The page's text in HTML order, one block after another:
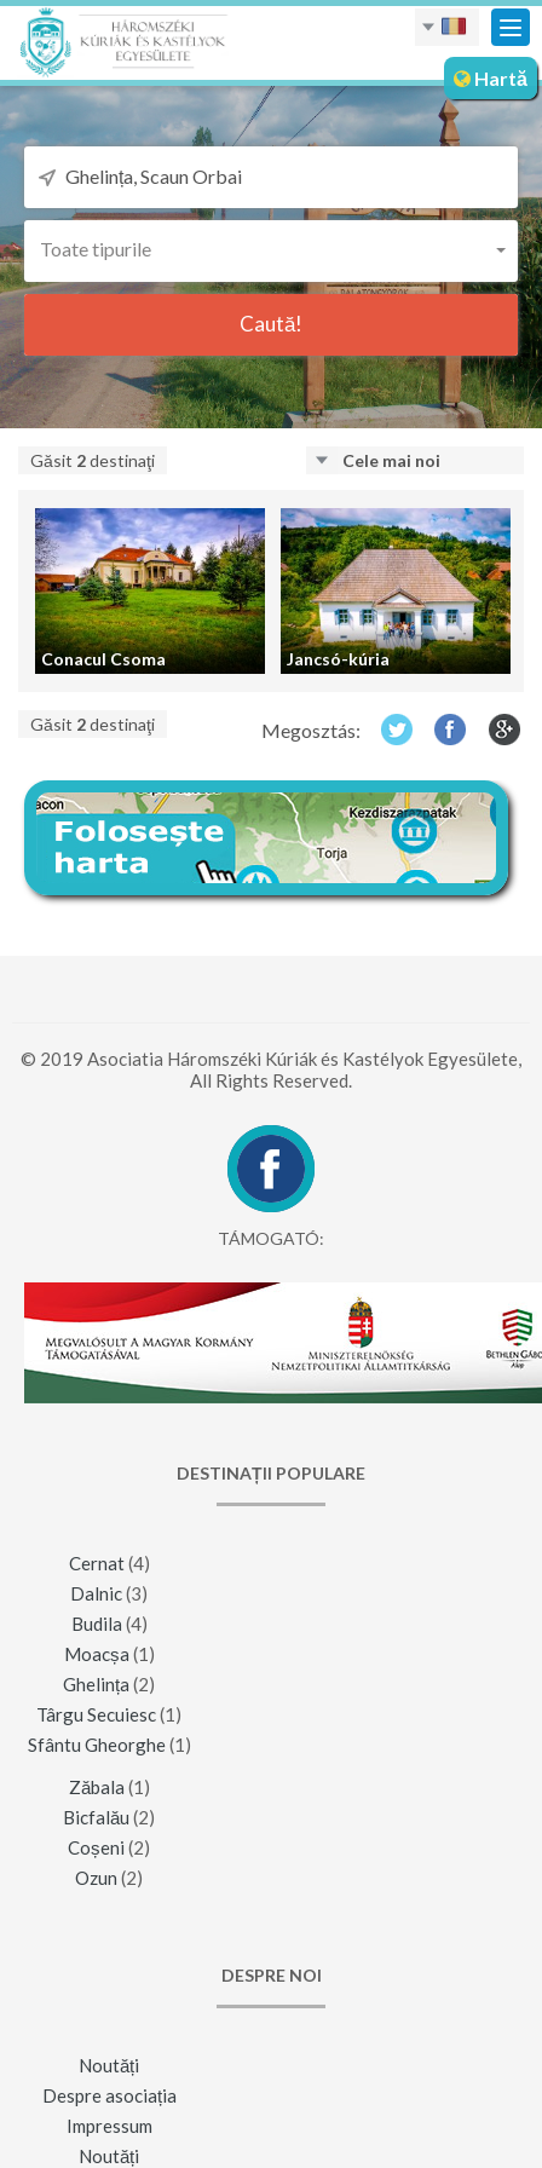
Hartă
Toate tipurile
Caută!
Găsit 2destinaţi Cele mai noi
Conacul Csoma Jancsó-kúria
Găsit 2destinaţi Megosztás:
© 2019 Asociatia Háromszéki Kúriák és Kastélyok Egyesülete,
All Rights Reserved.
TÁMOGATÓ:
DESTINAȚII POPULARE
Cernat(4)
Dalnic(3)
Budila (4)
Moacșa (1)
Ghelința (2)
Târgu Secuiesc(1)
Sfântu Gheorghe(1)
Zăbala (1)
Bicfalău (2)
Coșeni (2)
Ozun (2)
DESPRE NOI
Noutăți
Despre asociația
Impressum
Noutăți